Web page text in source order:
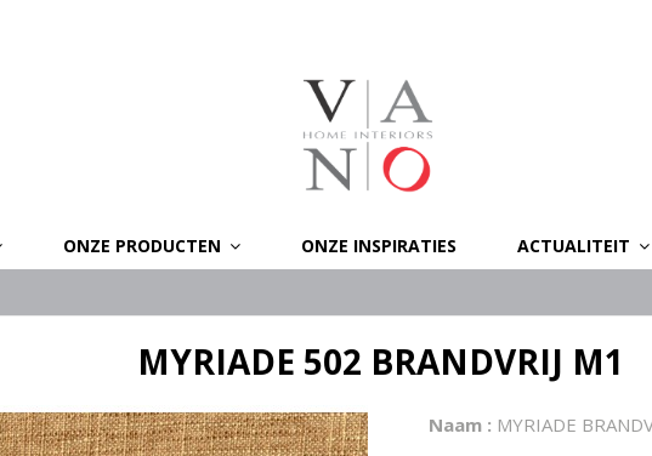
ONZE PRODUCTEN ONZE INSPIRATIES ACTUALITEIT
MYRIADE 502 BRANDVRIJ M1
Naam : MYRIADE